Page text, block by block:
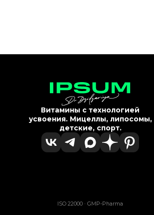
Витамины с технологией
усвоения. Мицеллы, липосомы,
детские, спорт.
ISO 22000 · GMP-Pharma